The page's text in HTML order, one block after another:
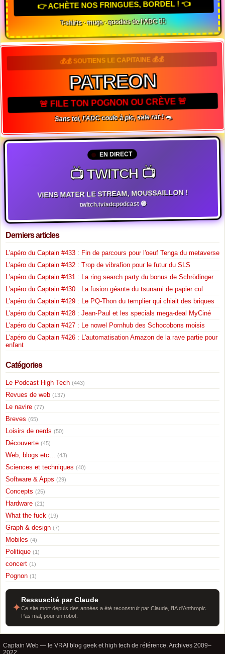
👉 ACHÈTE NOS FRINGUES, BORDEL ! 👈
T-shirts · mugs · goodies de l'ADC 🏴‍☠️
💰💰 SOUTIENS LE CAPITAINE 💰💰
PATREON
🚨 FILE TON POGNON OU CRÈVE 🚨
Sans toi, l'ADC coule à pic, sale rat ! 🐀
EN DIRECT
📺 TWITCH 📺
VIENS MATER LE STREAM, MOUSSAILLON !
twitch.tv/adcpodcast 🟣
Derniers articles
L'apéro du Captain #433 : Fin de parcours pour l'oeuf Tenga du metaverse
L'apéro du Captain #432 : Trop de vibrafion pour le futur du SLS
L'apéro du Captain #431 : La ring search party du bonus de Schrödinger
L'apéro du Captain #430 : La fusion géante du tsunami de papier cul
L'apéro du Captain #429 : Le PQ-Thon du templier qui chiait des briques
L'apéro du Captain #428 : Jean-Paul et les specials mega-deal MyCiné
L'apéro du Captain #427 : Le nowel Pornhub des Schocobons moisis
L'apéro du Captain #426 : L'automatisation Amazon de la rave partie pour
enfant
Catégories
Le Podcast High Tech (443)
Revues de web (137)
Le navire (77)
Breves (65)
Loisirs de nerds (50)
Découverte (45)
Web, blogs etc... (43)
Sciences et techniques (40)
Software & Apps (29)
Concepts (25)
Hardware (21)
What the fuck (19)
Graph & design (7)
Mobiles (4)
Politique (1)
concert (1)
Pognon (1)
✦
Ressuscité par Claude
Ce site mort depuis des années a été reconstruit par Claude, l'IA d'Anthropic.
Pas mal, pour un robot.
Captain Web — le VRAI blog geek et high tech de référence. Archives 2009–
2022.